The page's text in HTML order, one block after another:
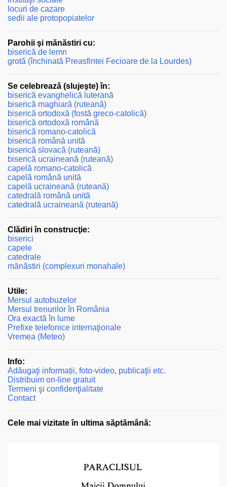
locuri de cazare
sedii ale protopopiatelor
Parohii şi mănăstiri cu:
biserică de lemn
grotă (închinată Preasfintei Fecioare de la Lourdes)
Se celebrează (slujeşte) în:
biserică evanghelică luterană
biserică maghiară (ruteană)
biserică ortodoxă (fostă greco-catolică)
biserică ortodoxă română
biserică romano-catolică
biserică română unită
biserică slovacă (ruteană)
biserică ucraineană (ruteană)
capelă romano-catolică
capelă română unită
capelă ucraineană (ruteană)
catedrală română unită
catedrală ucraineană (ruteană)
Clădiri în construcţie:
biserici
capele
catedrale
mănăstiri (complexuri monahale)
Utile:
Mersul autobuzelor
Mersul trenurilor în România
Ora exactă în lume
Prefixe telefonice internaţionale
Vremea (Meteo)
Info:
Adăugaţi informații, foto-video, publicaţii etc.
Distribuim on-line gratuit
Termeni şi confidenţialitate
Contact
Cele mai vizitate în ultima săptămână: